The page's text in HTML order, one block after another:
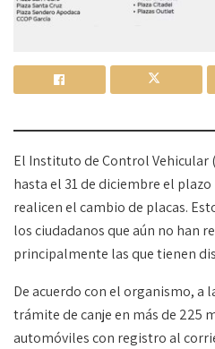
El Instituto de Control Vehicular
hasta el 31 de diciembre el
realicen el cambio de placas.
los ciudadanos que aún no han
principalmente las que tienen
De acuerdo con el organismo, a
trámite de canje en más de 225
automóviles con registro al